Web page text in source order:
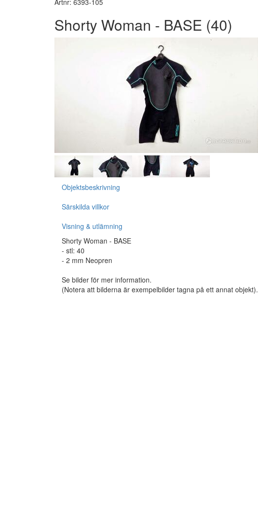
Artnr: 6393-105
Shorty Woman - BASE (40)
Objektsbeskrivning
Särskilda villkor
Visning & utlämning
Shorty Woman - BASE
- stl: 40
- 2 mm Neopren
Se bilder för mer information.
(Notera att bilderna är exempelbilder tagna på ett annat objekt).